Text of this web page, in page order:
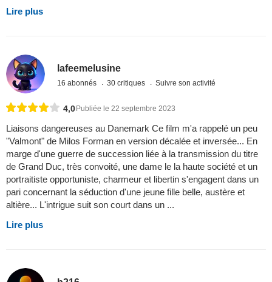
Lire plus
lafeemelusine
16 abonnés 30 critiques Suivre son activité
4,0 Publiée le 22 septembre 2023
Liaisons dangereuses au Danemark Ce film m'a rappelé un peu
"Valmont" de Milos Forman en version décalée et inversée... En
marge d'une guerre de succession liée à la transmission du titre
de Grand Duc, très convoité, une dame le la haute société et un
portraitiste opportuniste, charmeur et libertin s'engagent dans un
pari concernant la séduction d'une jeune fille belle, austère et
altière... L'intrigue suit son court dans un ...
Lire plus